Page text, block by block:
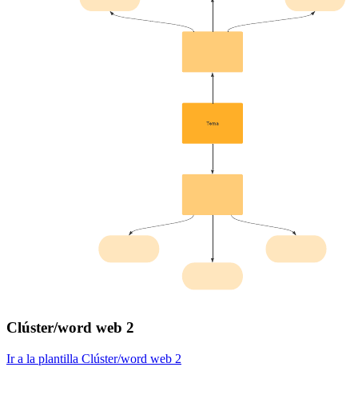
Clúster/word web 2
Ir a la plantilla Clúster/word web 2